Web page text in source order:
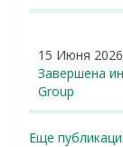
15 Июня 2026
Завершена
Group
Еще